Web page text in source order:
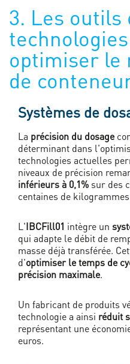
3. Les outils
optimiser le
de
Systèmes de
La précision du dosage
déterminant dans
technologies actuelles
niveaux de précision
inférieurs à 0,1% sur des
centaines de
L'IBCFill01 intègre un
qui adapte le débit de
masse déjà transférée.
d'optimiser le temps de
précision maximale.
Un fabricant de produits
technologie a ainsi réduit
représentant une
euros.